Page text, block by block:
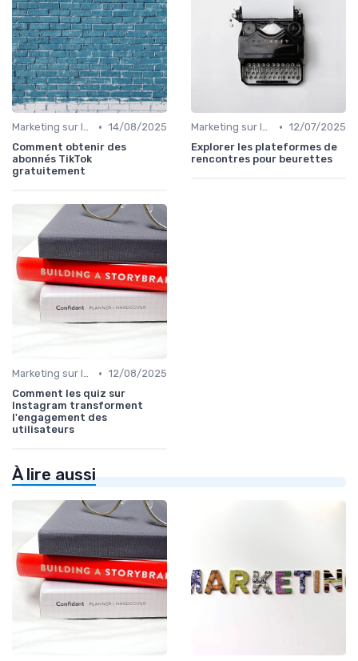
Marketing sur les Réseaux Sociaux • 14/08/2025
Comment obtenir des
abonnés TikTok
gratuitement
Marketing sur les Réseaux Sociaux • 12/07/2025
Explorer les plateformes de
rencontres pour beurettes
Marketing sur les Réseaux Sociaux • 12/08/2025
Comment les quiz sur
Instagram transforment
l'engagement des
utilisateurs
À lire aussi